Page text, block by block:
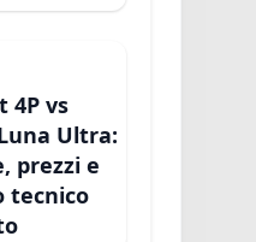
4P vs
Ultra:
prezzi e
tecnico